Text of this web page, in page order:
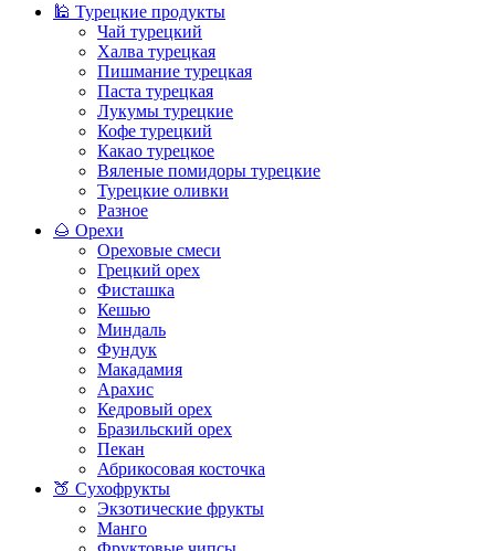
🕌 Турецкие продукты
Чай турецкий
Халва турецкая
Пишмание турецкая
Паста турецкая
Лукумы турецкие
Кофе турецкий
Какао турецкое
Вяленые помидоры турецкие
Турецкие оливки
Разное
🌰 Орехи
Ореховые смеси
Грецкий орех
Фисташка
Кешью
Миндаль
Фундук
Макадамия
Арахис
Кедровый орех
Бразильский орех
Пекан
Абрикосовая косточка
🍑 Сухофрукты
Экзотические фрукты
Манго